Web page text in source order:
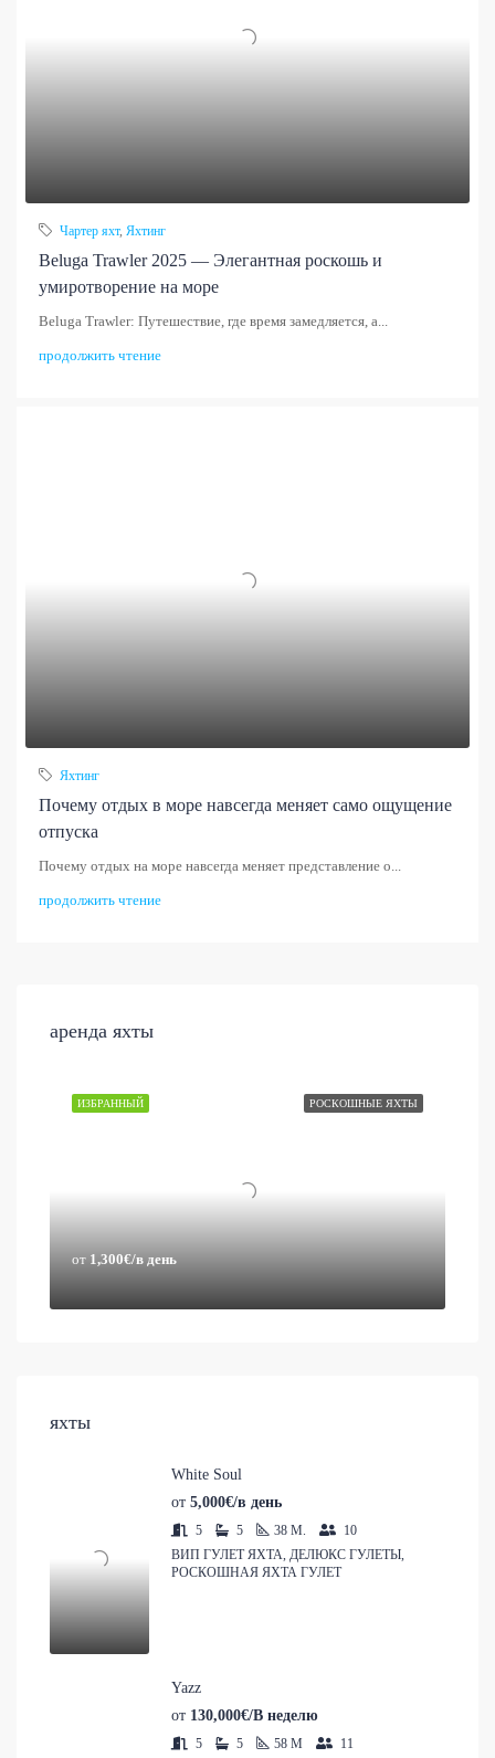
Чартер яхт, Яхтинг
Beluga Trawler 2025 — Элегантная роскошь и
умиротворение на море
Beluga Trawler: Путешествие, где время замедляется, а...
продолжить чтение
Яхтинг
Почему отдых в море навсегда меняет само ощущение
отпуска
Почему отдых на море навсегда меняет представление о...
продолжить чтение
аренда яхты
РОСКОШНЫЕ ЯХТЫ
ИЗБРАННЫЙ
от 1,300€/в день
яхты
White Soul
от 5,000€/в день
5 5 38 M.
10
ВИП ГУЛЕТ ЯХТА, ДЕЛЮКС ГУЛЕТЫ,
РОСКОШНАЯ ЯХТА ГУЛЕТ
Yazz
от 130,000€/В неделю
5 5 58 M
11